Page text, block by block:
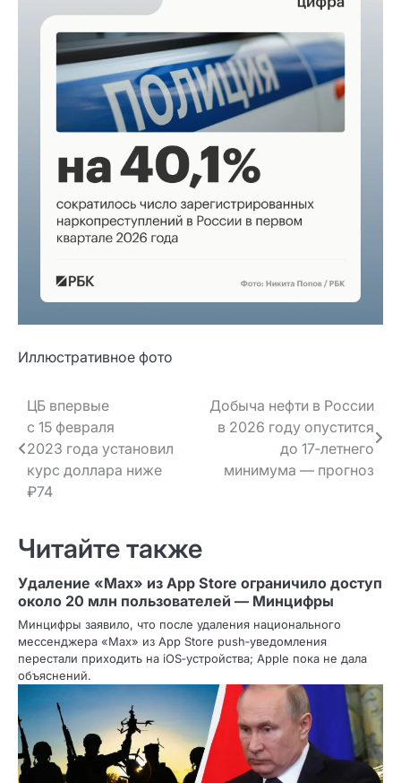
Иллюстративное фото
Навигация
по записям
ЦБ впервые
с 15 февраля
2023 года установил
курс доллара ниже
₽74
Добыча нефти в России
в 2026 году опустится
до 17‑летнего
минимума — прогноз
Читайте также
Удаление «Max» из App Store ограничило доступ
около 20 млн пользователей — Минцифры
Минцифры заявило, что после удаления национального
мессенджера «Max» из App Store push‑уведомления
перестали приходить на iOS‑устройства; Apple пока не дала
объяснений.